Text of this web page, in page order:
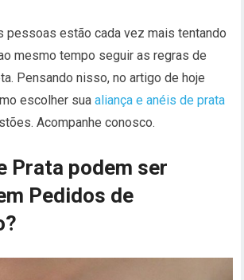
pessoas estão cada vez mais tentando
mesmo tempo seguir as regras de
Pensando nisso, no artigo de hoje
escolher suaaliança e anéis de prata
Acompanhe conosco.
Prata podem ser
Pedidos de